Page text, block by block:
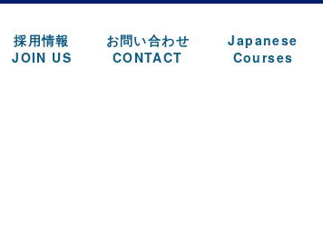
採用情報
JOIN US
お問い合わせ
CONTACT
Japanese
Courses